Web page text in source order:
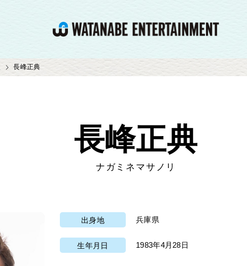
長峰正典
長峰正典
ナガミネマサノリ
出身地 兵庫県
生年月日 1983年4月28日